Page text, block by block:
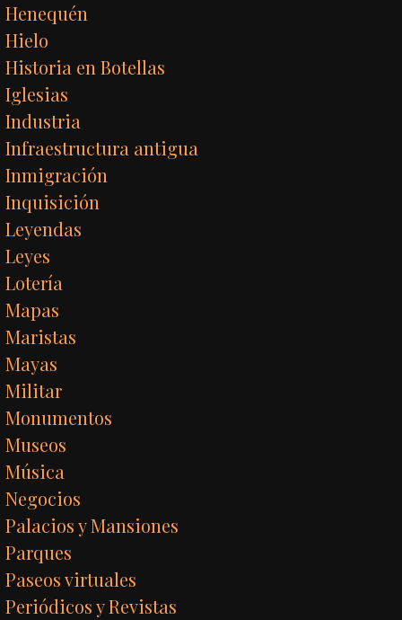
Henequén
Hielo
Historia en Botellas
Iglesias
Industria
Infraestructura antigua
Inmigración
Inquisición
Leyendas
Leyes
Lotería
Mapas
Maristas
Mayas
Militar
Monumentos
Museos
Música
Negocios
Palacios y Mansiones
Parques
Paseos virtuales
Periódicos y Revistas